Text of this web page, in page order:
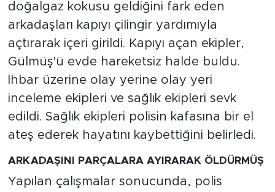
doğalgaz kokusu geldiğini fark eden
arkadaşları kapıyı çilingir yardımıyla
açtırarak içeri girildi. Kapıyı açan ekipler,
Gülmüş'ü evde hareketsiz halde buldu.
İhbar üzerine olay yerine olay yeri
inceleme ekipleri ve sağlık ekipleri sevk
edildi. Sağlık ekipleri polisin kafasına bir el
ateş ederek hayatını kaybettiğini belirledi.
ARKADAŞINI PARÇALARA AYIRARAK ÖLDÜRMÜŞ
Yapılan çalışmalar sonucunda, polis